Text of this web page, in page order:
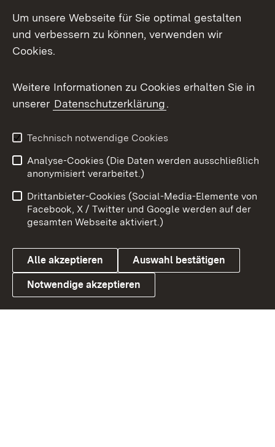
Facebook
X / Twitter
Youtube
Link zum Landesportal
Impressum
Kontakt
Barrierefreiheit
Datenschutz
Cookies
Um unsere Webseite für Sie optimal gestalten
und verbessern zu können, verwenden wir
Cookies.
Weitere Informationen zu Cookies erhalten Sie in
unserer Datenschutzerklärung.
Technisch notwendige Cookies
Analyse-Cookies (Die Daten werden ausschließlich
anonymisiert verarbeitet.)
Drittanbieter-Cookies (Social-Media-Elemente von
Facebook, X / Twitter und Google werden auf der
gesamten Webseite aktiviert.)
Alle akzeptieren Auswahl bestätigen
Notwendige akzeptieren